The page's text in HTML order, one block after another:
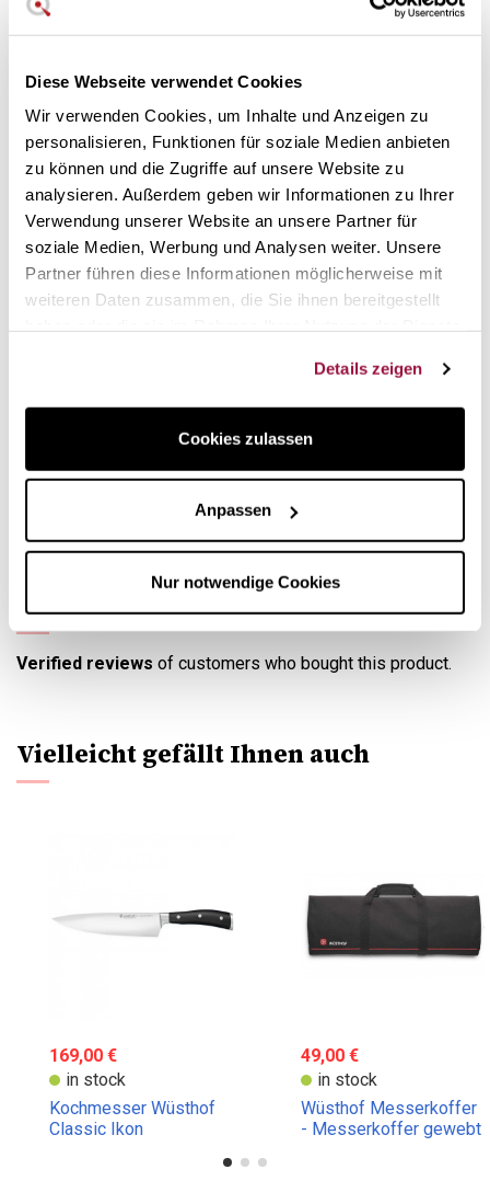
Diese Webseite verwendet Cookies
Wir verwenden Cookies, um Inhalte und Anzeigen zu
personalisieren, Funktionen für soziale Medien anbieten
zu können und die Zugriffe auf unsere Website zu
analysieren. Außerdem geben wir Informationen zu Ihrer
Verwendung unserer Website an unsere Partner für
soziale Medien, Werbung und Analysen weiter. Unsere
Partner führen diese Informationen möglicherweise mit
weiteren Daten zusammen, die Sie ihnen bereitgestellt
Details zeigen
Cookies zulassen
Anpassen
Nur notwendige Cookies
confortable fee for you
Kochkoffer - Buchformat Kochkoffer für 20 Stück.
2 Jahre Garantie. Sieben
Tage, um Ihre Meinung zu ändern.
Kundendienst unter der Telefonnummer unseres
Kundendienstes.
20-teiliger Messerkoffer
Kochmesserkoffer im Buchformat und aus
Reiß- und abriebfest.
Bis zu 32 cm Klingenlänge.
Mit Tragegriff und separatem Trageriemen.
Mit Sicherheitsschloss durch
Wüsthof Buch Messerkoffer 20 St.
Verified reviews of customers who bought this product.
Vielleicht gefällt Ihnen auch
169,00 €
in stock
Kochmesser Wüsthof
Classic Ikon
49,00 €
in stock
Wüsthof Messerkoffer
- Messerkoffer gewebt